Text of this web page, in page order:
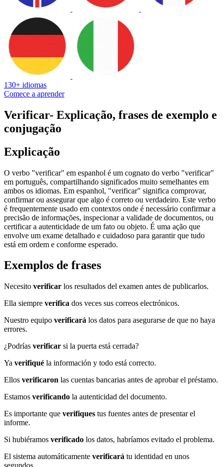
130+ idiomas
Comece a aprender
Verificar- Explicação, frases de exemplo e
conjugação
Explicação
O verbo "verificar" em espanhol é um cognato do verbo "verificar"
em português, compartilhando significados muito semelhantes em
ambos os idiomas. Em espanhol, "verificar" significa comprovar,
confirmar ou assegurar que algo é correto ou verdadeiro. Este verbo
é frequentemente usado em contextos onde é necessário confirmar a
precisão de informações, inspecionar a validade de documentos, ou
certificar a autenticidade de um fato ou objeto. É uma ação que
envolve um exame detalhado e cuidadoso para garantir que tudo
está em ordem e conforme esperado.
Exemplos de frases
Necesito verificar los resultados del examen antes de publicarlos.
Ella siempre verifica dos veces sus correos electrónicos.
Nuestro equipo verificará los datos para asegurarse de que no haya
errores.
¿Podrías verificar si la puerta está cerrada?
Ya verifiqué la información y todo está correcto.
Ellos verificaron las cuentas bancarias antes de aprobar el préstamo.
Estamos verificando la autenticidad del documento.
Es importante que verifiques tus fuentes antes de presentar el
informe.
Si hubiéramos verificado los datos, habríamos evitado el problema.
El sistema automáticamente verificará tu identidad en unos